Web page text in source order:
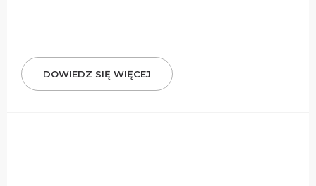
DOWIEDZ SIĘ WIĘCEJ